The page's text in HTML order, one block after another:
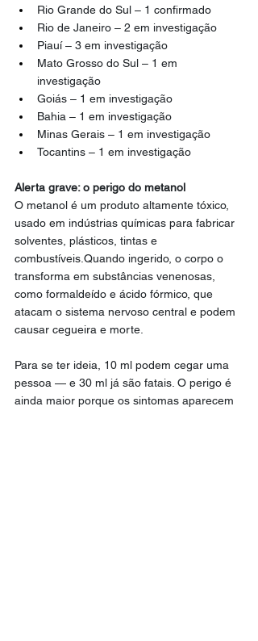
Rio Grande do Sul – 1 confirmado
Rio de Janeiro – 2 em investigação
Piauí – 3 em investigação
Mato Grosso do Sul – 1 em
investigação
Goiás – 1 em investigação
Bahia – 1 em investigação
Minas Gerais – 1 em investigação
Tocantins – 1 em investigação
Alerta grave: o perigo do metanol
O metanol é um produto altamente tóxico,
usado em indústrias químicas para fabricar
solventes, plásticos, tintas e
combustíveis.Quando ingerido, o corpo o
transforma em substâncias venenosas,
como formaldeído e ácido fórmico, que
atacam o sistema nervoso central e podem
causar cegueira e morte.
Para se ter ideia, 10 ml podem cegar uma
pessoa — e 30 ml já são fatais. O perigo é
ainda maior porque os sintomas aparecem